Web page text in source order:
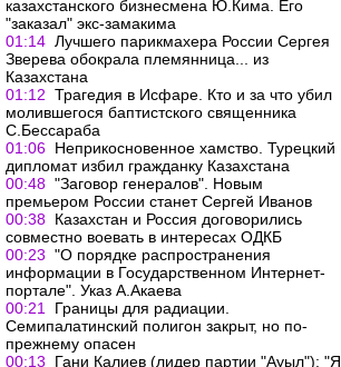
казахстанского бизнесмена Ю.Кима. Его
"заказал" экс-замакима
01:14 Лучшего парикмахера России Сергея
Зверева обокрала племянница... из
Казахстана
01:12 Трагедия в Исфаре. Кто и за что убил
молившегося баптистского священника
С.Бессараба
01:06 Неприкосновенное хамство. Турецкий
дипломат избил гражданку Казахстана
00:48 "Заговор генералов". Новым
премьером России станет Сергей Иванов
00:38 Казахстан и Россия договорились
совместно воевать в интересах ОДКБ
00:23 "О порядке распространения
информации в Государственном Интернет-
портале". Указ А.Акаева
00:21
Границы для радиации.
Семипалатинский полигон закрыт, но по-
прежнему опасен
00:13
Гани Калиев (лидер партии "Ауыл"): "Я